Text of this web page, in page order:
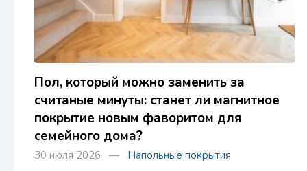
Пол, который можно заменить за
считаные минуты: станет ли магнитное
покрытие новым фаворитом для
семейного дома?
30 июля 2026 — Напольные покрытия